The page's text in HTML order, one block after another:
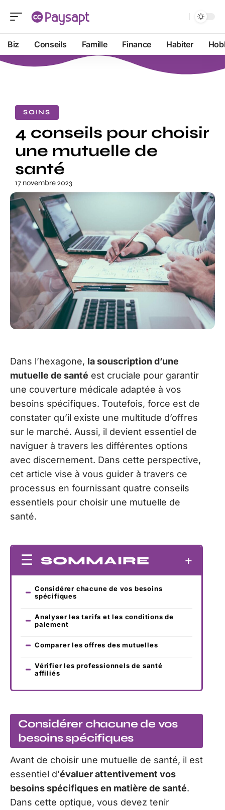
Biz Conseils Famille Finance Habiter
SOINS
4 conseils pour choisir
une mutuelle de
santé
17 novembre 2023
Dans l’hexagone, la souscription d’une
mutuelle de santé est cruciale pour garantir
une couverture médicale adaptée à vos
besoins spécifiques. Toutefois, force est de
constater qu’il existe une multitude d’offres
sur le marché. Aussi, il devient essentiel de
naviguer à travers les différentes options
avec discernement. Dans cette perspective,
cet article vise à vous guider à travers ce
processus en fournissant quatre conseils
essentiels pour choisir une mutuelle de
santé.
SOMMAIRE
Considérer chacune de vos besoins
spécifiques
Analyser les tarifs et les conditions de
paiement
Comparer les offres des mutuelles
Vérifier les professionnels de santé
affiliés
Considérer chacune de vos
besoins spécifiques
Avant de choisir une mutuelle de santé, il est
essentiel d’évaluer attentivement vos
besoins spécifiques en matière de santé.
Dans cette optique, vous devez tenir